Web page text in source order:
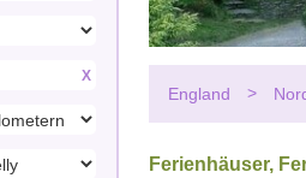
X
England
Ferienhäuser,